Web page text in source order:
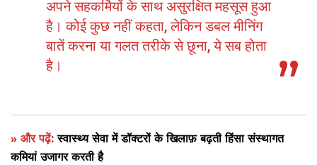
अपने सहकर्मियों के साथ असुरक्षित महसूस हुआ
है। कोई कुछ नहीं कहता, लेकिन डबल मीनिंग
बातें करना या गलत तरीके से छूना, ये सब होता
है।
» और पढ़ें:स्वास्थ्य सेवा में डॉक्टरों के खिलाफ़ बढ़ती हिंसा संस्थागत
कमियां उजागर करती है